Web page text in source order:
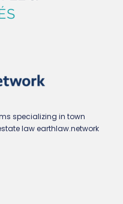
specializing in town
law earthlaw.network